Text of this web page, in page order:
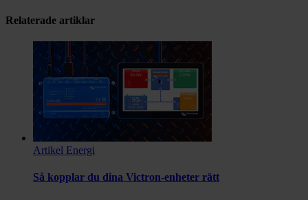
Relaterade artiklar
Artikel Energi
Så kopplar du dina Victron-enheter rätt